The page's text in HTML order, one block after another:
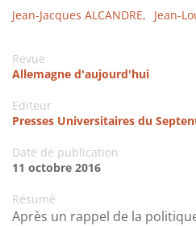
Jean-Jacques ALCANDRE, Jean-
Revue
Allemagne d'aujourd'hui
Editeur
Presses Universitaires du
Date de publication
11 octobre 2016
Résumé
Après un rappel de la